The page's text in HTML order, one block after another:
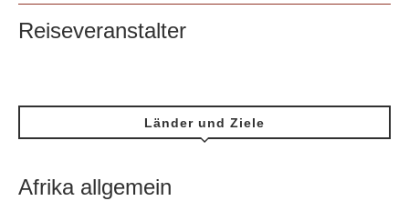
Reiseveranstalter
Länder und Ziele
Afrika allgemein